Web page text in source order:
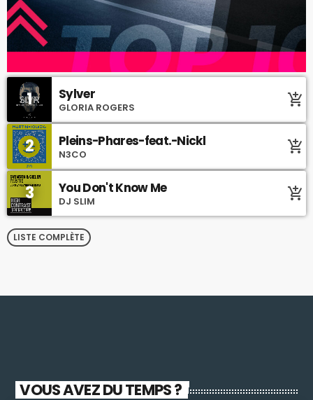
1 Sylver
GLORIA ROGERS add_shopping_cart
2 Pleins-Phares-feat.-Nickl
N3CO add_shopping_cart
3 You Don't Know Me
DJ SLIM add_shopping_cart
LISTE COMPLÈTE
VOUS AVEZ DU TEMPS ?